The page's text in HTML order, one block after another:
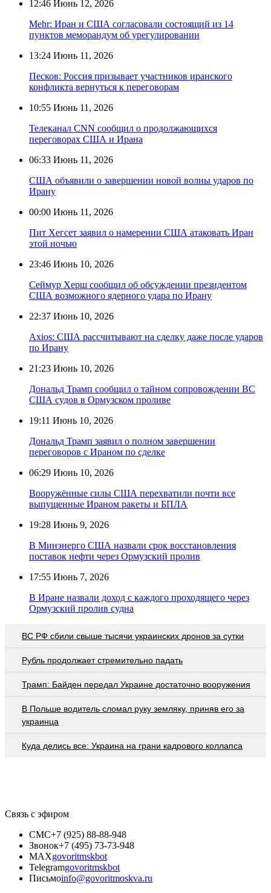
12:46 Июнь 12, 2026
Mehr: Иран и США согласовали состоящий из 14
пунктов меморандум об урегулировании
13:24 Июнь 11, 2026
Песков: Россия призывает участников иранского
конфликта вернуться к переговорам
10:55 Июнь 11, 2026
Телеканал CNN сообщил о продолжающихся
переговорах США и Ирана
06:33 Июнь 11, 2026
США объявили о завершении новой волны ударов по
Ирану
00:00 Июнь 11, 2026
Пит Хегсет заявил о намерении США атаковать Иран
этой ночью
23:46 Июнь 10, 2026
Сеймур Херш сообщил об обсуждении президентом
США возможного ядерного удара по Ирану
22:37 Июнь 10, 2026
Axios: США рассчитывают на сделку даже после ударов
по Ирану
21:23 Июнь 10, 2026
Дональд Трамп сообщил о тайном сопровождении ВС
США судов в Ормузском проливе
19:11 Июнь 10, 2026
Дональд Трамп заявил о полном завершении
переговоров с Ираном по сделке
06:29 Июнь 10, 2026
Вооружённые силы США перехватили почти все
выпущенные Ираном ракеты и БПЛА
19:28 Июнь 9, 2026
В Минэнерго США назвали срок восстановления
поставок нефти через Ормузский пролив
17:55 Июнь 7, 2026
В Иране назвали доход с каждого проходящего через
Ормузский пролив судна
ВС РФ сбили свыше тысячи украинских дронов за сутки
Рубль продолжает стремительно падать
Трамп: Байден передал Украине достаточно вооружения
В Польше водитель сломал руку земляку, приняв его за
украинца
Куда делись все: Украина на грани кадрового коллапса
Связь с эфиром
СМС+7 (925) 88-88-948
Звонок+7 (495) 73-73-948
MAXgovoritmskbot
Telegramgovoritmskbot
Письмоinfo@govoritmoskva.ru